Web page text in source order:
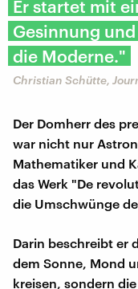
Er startet mit
Gesinnung
die Moderne."
Christian Schütte,
Der Domherr des
war nicht nur
Mathematiker und
das Werk "De
die Umschwünge
Darin beschreibt er
dem Sonne, Mond
kreisen, sondern die